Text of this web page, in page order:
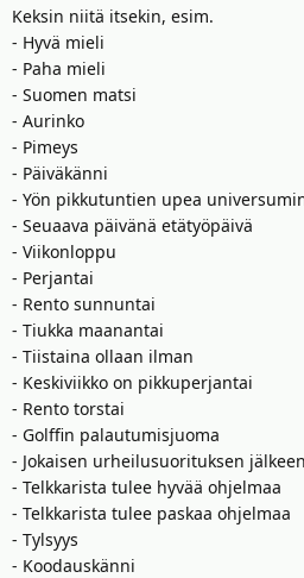
Keksin niitä itsekin, esim.
- Hyvä mieli
- Paha mieli
- Suomen matsi
- Aurinko
- Pimeys
- Päiväkänni
- Yön pikkutuntien upea
- Seuaava päivänä etätyöpäivä
- Viikonloppu
- Perjantai
- Rento sunnuntai
- Tiukka maanantai
- Tiistaina ollaan ilman
- Keskiviikko on pikkuperjantai
- Rento torstai
- Golffin palautumisjuoma
- Jokaisen urheilusuorituksen
- Telkkarista tulee hyvää ohjelmaa
- Telkkarista tulee paskaa ohjelmaa
- Tylsyys
- Koodauskänni